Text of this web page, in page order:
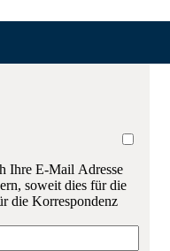
Ihre E-Mail Adresse
soweit dies für die
die Korrespondenz